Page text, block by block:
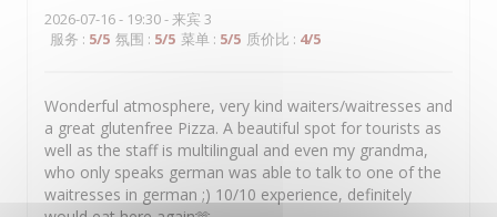
2026-07-16- 19:30 - 来宾 3
服务 : 5/5 氛围 : 5/5 菜单 : 5/5 质价比 : 4/5
Wonderful atmosphere, very kind waiters/waitresses and
a great glutenfree Pizza. A beautiful spot for tourists as
well as the staff is multilingual and even my grandma,
who only speaks german was able to talk to one of the
waitresses in german ;) 10/10 experience, definitely